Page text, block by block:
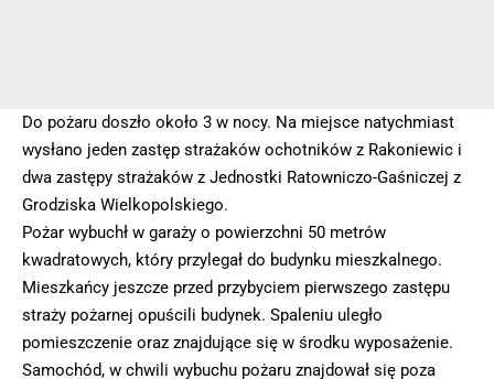
Do pożaru doszło około 3 w nocy. Na miejsce natychmiast
wysłano jeden zastęp strażaków ochotników z Rakoniewic i
dwa zastępy strażaków z Jednostki Ratowniczo-Gaśniczej z
Grodziska Wielkopolskiego.
Pożar wybuchł w garaży o powierzchni 50 metrów
kwadratowych, który przylegał do budynku mieszkalnego.
Mieszkańcy jeszcze przed przybyciem pierwszego zastępu
straży pożarnej opuścili budynek. Spaleniu uległo
pomieszczenie oraz znajdujące się w środku wyposażenie.
Samochód, w chwili wybuchu pożaru znajdował się poza